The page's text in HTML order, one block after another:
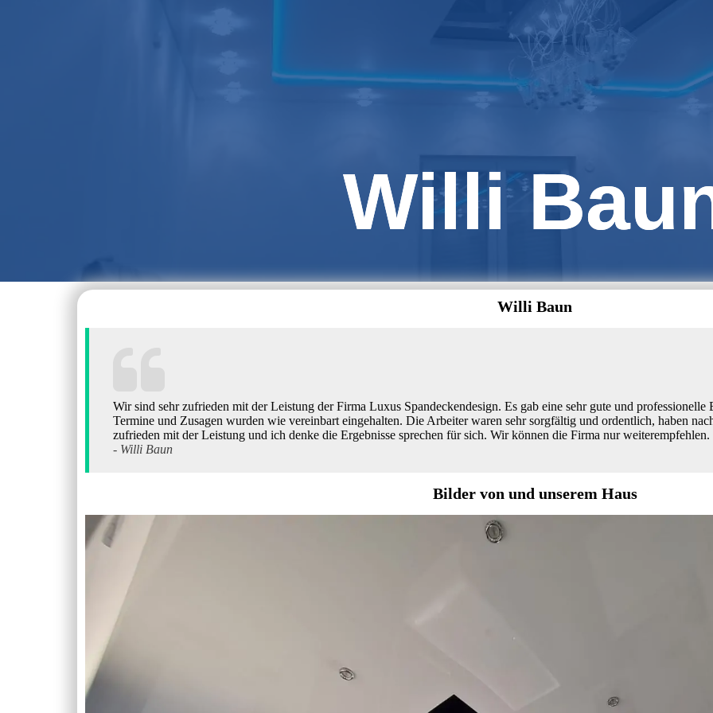
Willi
Willi Baun
Wir sind sehr zufrieden mit der Leistung der Firma Luxus Spandeckendesign. Es gab eine sehr gute und
Termine und Zusagen wurden wie vereinbart eingehalten. Die Arbeiter waren sehr sorgfältig und ordentlich, haben
zufrieden mit der Leistung und ich denke die Ergebnisse sprechen für sich. Wir können die Firma nur weiterempfehlen.
- Willi Baun
Bilder von und unserem Haus